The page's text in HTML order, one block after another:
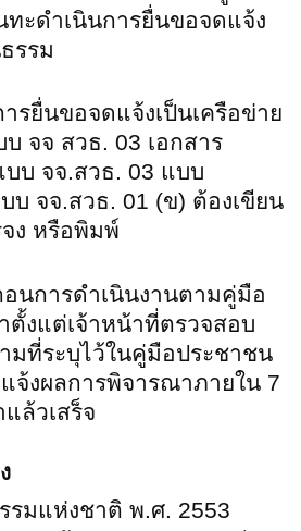
ะดำเนินการยื่นขอจดแจ้ง
รรม
ยื่นขอจดแจ้งเป็นเครือข่าย
จจ สวธ. 03 เอกสาร
บ จจ.สวธ. 03 แบบ
บ จจ.สวธ. 01 (ข) ต้องเขียน
ง หรือพิมพ์
นการดำเนินงานตามคู่มือ
ตั้งแต่เจ้าหน้าที่ตรวจสอบ
มที่ระบุไว้ในคู่มือประชาชน
จ้งผลการพิจารณาภายใน 7
ล้วเสร็จ
มแห่งชาติ พ.ศ. 2553